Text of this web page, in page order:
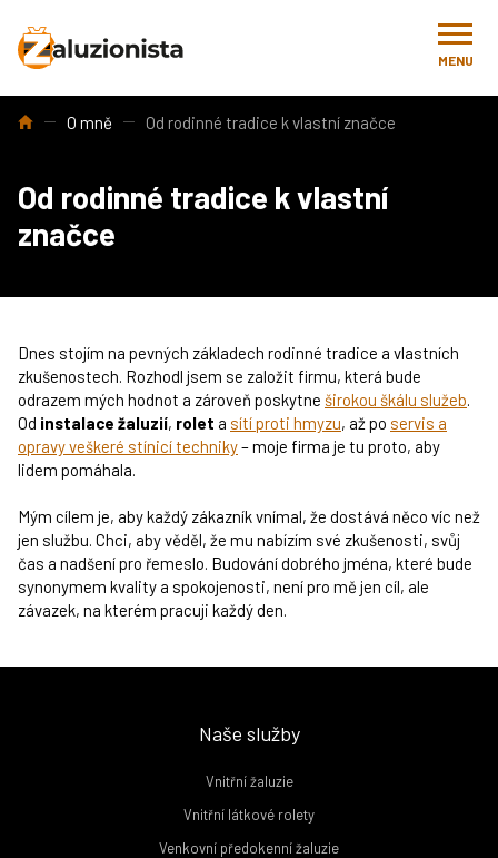
MENU
ÚvodO mně Od rodinné tradice k vlastní značce
Od rodinné tradice k vlastní
značce
Dnes stojím na pevných základech rodinné tradice a vlastních
zkušenostech. Rozhodl jsem se založit firmu, která bude
odrazem mých hodnot a zároveň poskytne širokou škálu služeb.
Od instalace žaluzií, rolet a sítí proti hmyzu, až po servis a
opravy veškeré stínicí techniky– moje firma je tu proto, aby
lidem pomáhala.
Mým cílem je, aby každý zákazník vnímal, že dostává něco víc než
jen službu. Chci, aby věděl, že mu nabízím své zkušenosti, svůj
čas a nadšení pro řemeslo. Budování dobrého jména, které bude
synonymem kvality a spokojenosti, není pro mě jen cíl, ale
závazek, na kterém pracuji každý den.
Naše služby
Vnitřní žaluzie
Vnitřní látkové rolety
Venkovní předokenní žaluzie